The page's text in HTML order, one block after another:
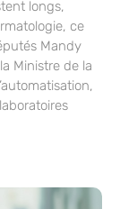
longs,
ce
Mandy
Ministre de la